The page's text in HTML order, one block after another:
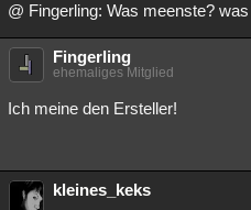
@ Fingerling: Was meenste?
Fingerling
ehemaliges Mitglied
Ich meine den Ersteller!
kleines_keks